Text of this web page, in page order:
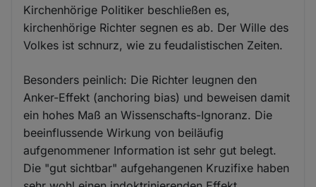
Kirchenhörige Politiker beschließen es,
kirchenhörige Richter segnen es ab. Der Wille des
Volkes ist schnurz, wie zu feudalistischen Zeiten.
Besonders peinlich: Die Richter leugnen den
Anker-Effekt (anchoring bias) und beweisen damit
ein hohes Maß an Wissenschafts-Ignoranz. Die
beeinflussende Wirkung von beiläufig
aufgenommener Information ist sehr gut belegt.
Die "gut sichtbar" aufgehangenen Kruzifixe haben